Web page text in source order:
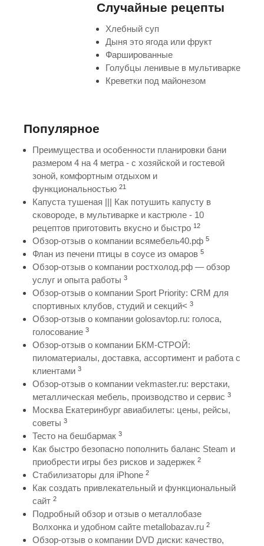
Случайные рецепты
Хлебный суп
Дыня это ягода или фрукт
Фаршированные
Голубцы ленивые в мультиварке
Креветки под майонезом
Популярное
Преимущества и особенности планировки бани
размером 4 на 4 метра - с хозяйской и гостевой
зоной, комфортным отдыхом и
функциональностью 21
Капуста тушеная ||| Как потушить капусту в
сковороде, в мультиварке и кастрюле - 10
рецептов приготовить вкусно и быстро 12
Обзор-отзыв о компании всямебель40.рф 5
Флан из печени птицы в соусе из омаров 5
Обзор-отзыв о компании ростхолод.рф — обзор
услуг и опыта работы 3
Обзор-отзыв о компании Sport Priority: CRM для
спортивных клубов, студий и секций< 3
Обзор-отзыв о компании golosavtop.ru: голоса,
голосование 3
Обзор-отзыв о компании БКМ-СТРОЙ:
пиломатериалы, доставка, ассортимент и работа с
клиентами 3
Обзор-отзыв о компании vekmaster.ru: верстаки,
металлическая мебель, производство и сервис 3
Москва Екатеринбург авиабилеты: цены, рейсы,
советы 3
Тесто на бешбармак 3
Как быстро безопасно пополнить баланс Steam и
приобрести игры без рисков и задержек 2
Стабилизаторы для iPhone 2
Как создать привлекательный и функциональный
сайт 2
Подробный обзор и отзыв о металлобазе
Волхонка и удобном сайте metallobazav.ru 2
Обзор-отзыв о компании DVD диски: качество,